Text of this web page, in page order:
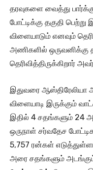
தரவுகளை வைத்து
போட்டிக்கு தகுதி பெற்று
விளையாடும் எனவும்
அணிகளில்
தெரிவித்திருக்கிறார்
இதுவரை ஆஸ்திரேலியா
விளையாடி இருக்கும்
இதில் 4 சதங்களும் 24
ஒருநாள் சர்வதேச
5,757 ரன்கள்
அரை சதங்களும்